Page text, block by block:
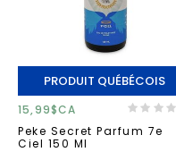
PRODUIT QUÉBÉCOIS
15,99$CA
Peke Secret Parfum 7e
Ciel 150 Ml